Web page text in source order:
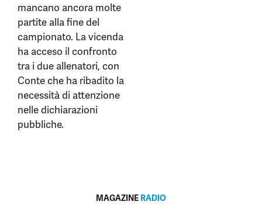
mancano ancora molte
partite alla fine del
campionato. La vicenda
ha acceso il confronto
tra i due allenatori, con
Conte che ha ribadito la
necessità di attenzione
nelle dichiarazioni
pubbliche.
MAGAZINE RADIO